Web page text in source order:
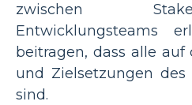
zwischen
Entwicklungsteams
beitragen, dass alle
und Zielsetzungen
sind.